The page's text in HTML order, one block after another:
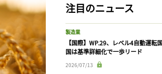
注目のニュース
製造業
【国際】WP.29、レベル4自動運転
国は基準詳細化で一歩リード
2026/07/13